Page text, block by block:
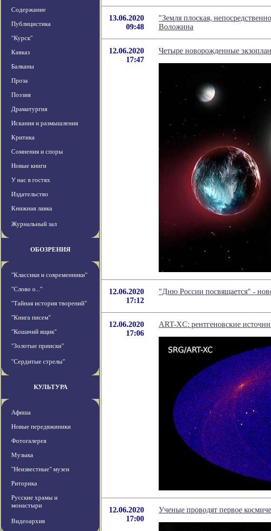
Содержание
Публицистика
"Курск"
Кавказ
Балканы
Проза
Поэзия
Драматургия
Искания и размышления
Критика
Сомнения и споры
Новые книги
У нас в гостях
Издательство
Книжная лавка
Журнальный зал
ОБОЗРЕНИЯ
"Классики и современники"
"Слово о..."
"Тайная история творений"
"Книга писем"
"Кошачий ящик"
"Золотые прииски"
"Сердитые стрелы"
КУЛЬТУРА
Афиша
Новые передвжиники
Фотогалерея
Музыка
"Неизвестные" музеи
Риторика
Русские храмы и
монастыри
Видеоархив
13.06.2020
09:48
"Земля плоская,
Воложина
12.06.2020
17:47
Четыре новорожденные
12.06.2020
17:12
"Дню России посвящается" -
12.06.2020
17:06
ART-XC: рентгеновские
12.06.2020
17:00
Ученые проводят первое